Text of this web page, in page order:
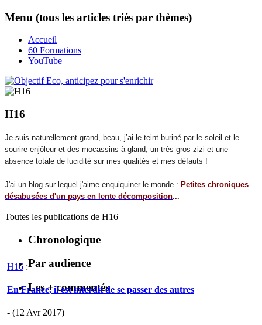
Menu (tous les articles triés par thèmes)
Accueil
60 Formations
YouTube
H16
Je suis naturellement grand, beau, j’ai le teint buriné par le soleil et le
sourire enjôleur et des mocassins à gland, un très gros zizi et une
absence totale de lucidité sur mes qualités et mes défauts !
J'ai un blog sur lequel j'aime enquiquiner le monde : Petites chroniques
désabusées d'un pays en lente décomposition...
Toutes les publications de H16
Chronologique
Par audience
Les + commentés
H16 :
En France, il est interdit de se passer des autres
- (12 Avr 2017)